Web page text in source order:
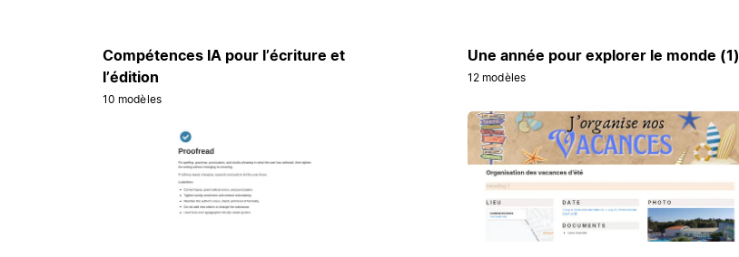
Compétences IA pour l’écriture et
l’édition
10 modèles
Une année pour explorer le monde (1)
12 modèles